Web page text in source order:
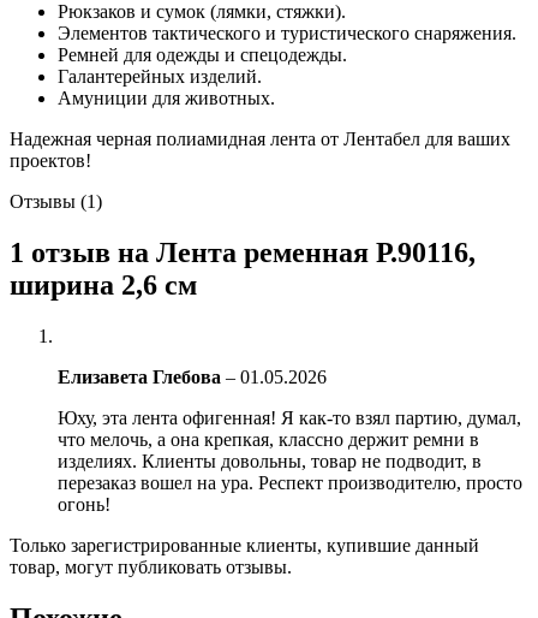
Рюкзаков и сумок (лямки, стяжки).
Элементов тактического и туристического снаряжения.
Ремней для одежды и спецодежды.
Галантерейных изделий.
Амуниции для животных.
Надежная черная полиамидная лента от Лентабел для ваших
проектов!
Отзывы (1)
1 отзыв на Лента ременная Р.90116,
ширина 2,6 см
Елизавета Глебова – 01.05.2026
Юху, эта лента офигенная! Я как-то взял партию, думал,
что мелочь, а она крепкая, классно держит ремни в
изделиях. Клиенты довольны, товар не подводит, в
перезаказ вошел на ура. Респект производителю, просто
огонь!
Только зарегистрированные клиенты, купившие данный
товар, могут публиковать отзывы.